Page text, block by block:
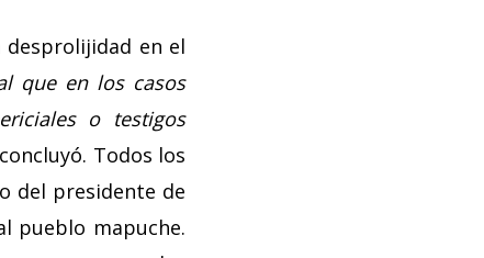
desprolijidad en el
que en los casos
o testigos
Todos los
del presidente de
pueblo mapuche.